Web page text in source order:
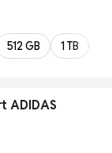
512 GB 1 TB
ADIDAS